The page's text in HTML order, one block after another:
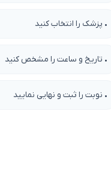
• پزشک را انتخاب کنید
• تاریخ و ساعت را مشخص کنید
• نوبت را ثبت و نهایی نمایید